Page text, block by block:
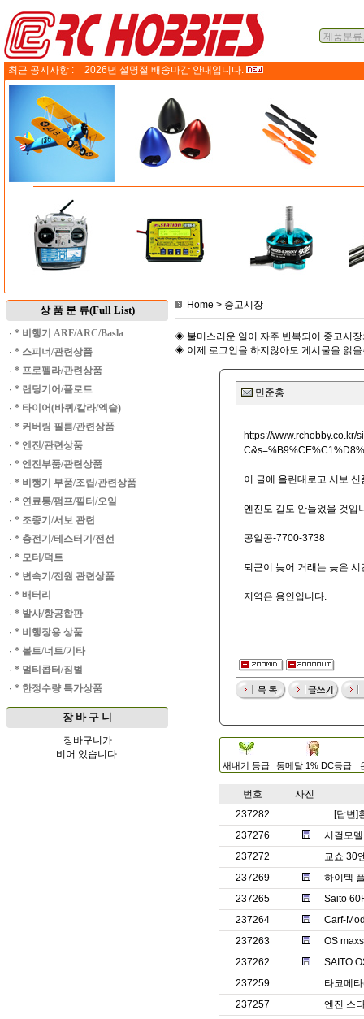
최근 공지사항 : 2026년 설명절 배송마감 안내입니다.
상 품 분 류(Full List)
· * 비행기 ARF/ARC/Basla
· * 스피너/관련상품
· * 프로펠라/관련상품
· * 랜딩기어/플로트
· * 타이어(바퀴/칼라/엑슬)
· * 커버링 필름/관련상품
· * 엔진/관련상품
· * 엔진부품/관련상품
· * 비행기 부품/조립/관련상품
· * 연료통/펌프/필터/오일
· * 조종기/서보 관련
· * 충전기/테스터기/전선
· * 모터/덕트
· * 변속기/전원 관련상품
· * 배터리
· * 발사/항공합판
· * 비행장용 상품
· * 볼트/너트/기타
· * 멀티콥터/짐벌
· * 한정수량 특가상품
장 바 구 니
장바구니가
비어 있습니다.
Home > 중고시장
◈ 불미스러운 일이 자주 반복되어 중고시
◈ 이제 로그인을 하지않아도 게시물을 읽
민준홍
https://
이 글에 올린대로고 서보
엔진도 길도 안들었을 것입
공일공-7700-3738
퇴근이 늦어 거래는 늦은
지역은 용인입니다.
새내기 등급 동메달 1% DC등급
번호
사진
237282
[답변]
237276
시걸모
237272
교쇼 30
237269
하이텍
237265
Saito
237264
Carf-
237263
OS
237262
SAITO
237259
타코메
237257
엔진 스